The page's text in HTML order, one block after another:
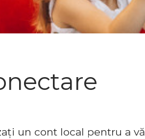
un cont local pentru a vă